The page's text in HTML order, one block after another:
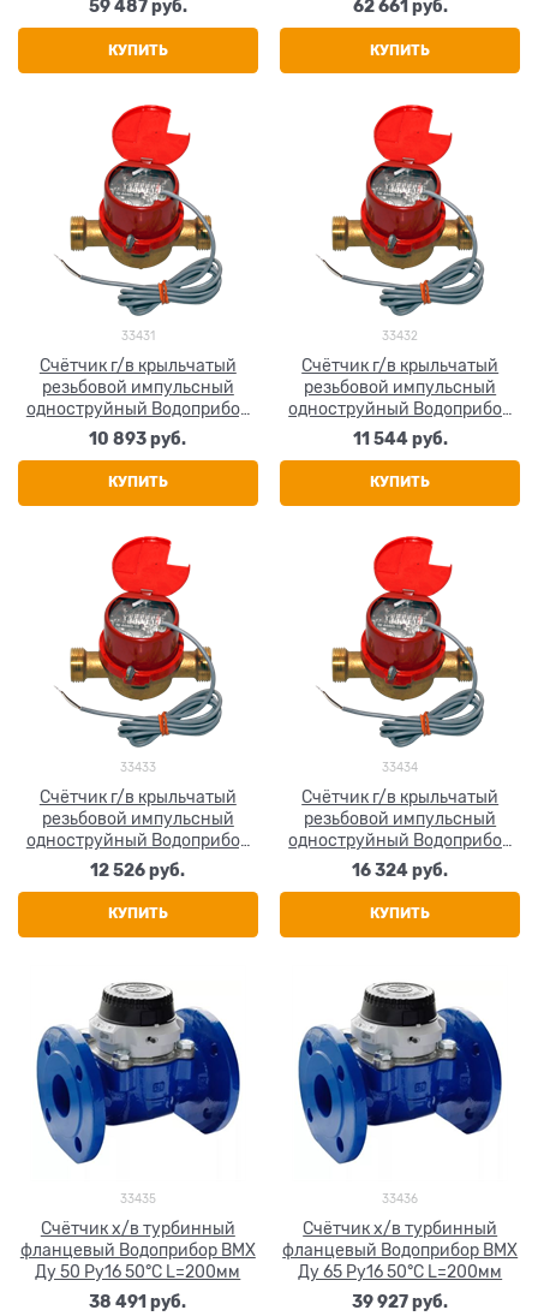
59 487 руб.
КУПИТЬ
62 661 руб.
КУПИТЬ
33431
Счётчик г/в крыльчатый
резьбовой импульсный
одноструйный Водоприбор
СКБИ 3/4" (Ду 20) Ру16 90°С
L=130мм
10 893 руб.
КУПИТЬ
33432
Счётчик г/в крыльчатый
резьбовой импульсный
одноструйный Водоприбор
СКБИ 1" (Ду 25) Ру16 90°С
L=170мм
11 544 руб.
КУПИТЬ
33433
Счётчик г/в крыльчатый
резьбовой импульсный
одноструйный Водоприбор
СКБИ 1 1/4" (Ду 32) Ру16 90°С
L=170мм
12 526 руб.
КУПИТЬ
33434
Счётчик г/в крыльчатый
резьбовой импульсный
одноструйный Водоприбор
СКБИ 1 1/2" (Ду 40) Ру16 90°С
L=190мм
16 324 руб.
КУПИТЬ
33435
Счётчик х/в турбинный
фланцевый Водоприбор ВМХ
Ду 50 Ру16 50°С L=200мм
38 491 руб.
33436
Счётчик х/в турбинный
фланцевый Водоприбор ВМХ
Ду 65 Ру16 50°С L=200мм
39 927 руб.